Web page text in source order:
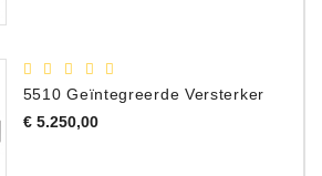
5510 Geïntegreerde Versterker
€ 5.250,00Prijs